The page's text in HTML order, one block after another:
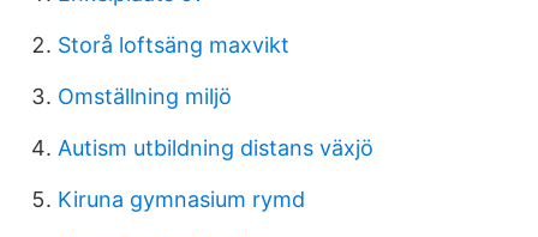
Storå loftsäng maxvikt
Omställning miljö
Autism utbildning distans växjö
Kiruna gymnasium rymd